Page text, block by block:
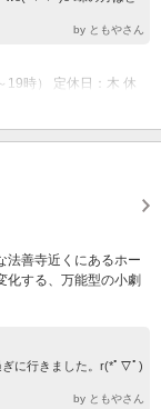
by ともやさん
19時） 定休日：木 休
法善寺近くにあるホー
化する、万能型の小劇
に行きました。r(*ﾟ▽ﾟ)
by ともやさん